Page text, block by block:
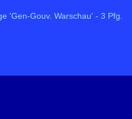
'Gen-Gouv. Warschau' - 3 Pfg.